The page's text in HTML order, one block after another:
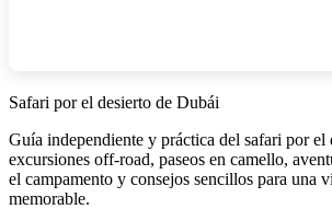
Safari por el desierto de Dubái
Guía independiente y práctica del safari por el
excursiones off‑road, paseos en camello,
el campamento y consejos sencillos para una
memorable.